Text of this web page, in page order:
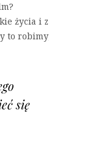
życia i zawarte
to robimy, choć
się